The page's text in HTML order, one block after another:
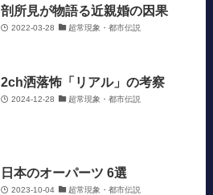
剖所見が物語る近親婚の因果
2022-03-28 超常現象・都市伝説
2ch洒落怖「リアル」の考察
2024-12-28 超常現象・都市伝説
日本のオーパーツ 6選
2023-10-04 超常現象・都市伝説